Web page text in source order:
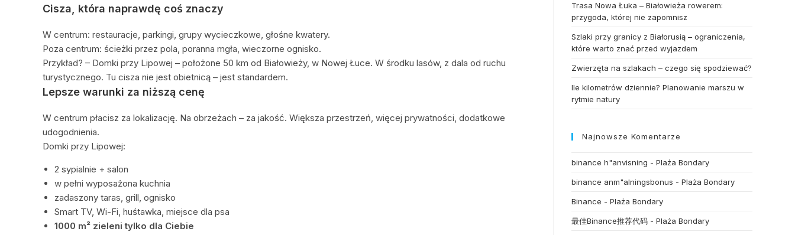
Cisza, która naprawdę coś znaczy
W centrum: restauracje, parkingi, grupy wycieczkowe, głośne kwatery.
Poza centrum: ścieżki przez pola, poranna mgła, wieczorne ognisko.
Przykład? – Domki przy Lipowej – położone 50 km od Białowieży, w Nowej Łuce. W środku lasów, z dala od ruchu
turystycznego. Tu cisza nie jest obietnicą – jest standardem.
Lepsze warunki za niższą cenę
W centrum płacisz za lokalizację. Na obrzeżach – za jakość. Większa przestrzeń, więcej prywatności, dodatkowe
udogodnienia.
Domki przy Lipowej:
2 sypialnie + salon
w pełni wyposażona kuchnia
zadaszony taras, grill, ognisko
Smart TV, Wi-Fi, huśtawka, miejsce dla psa
1000 m² zieleni tylko dla Ciebie
Trasa Nowa Łuka – Białowieża rowerem:
przygoda, której nie zapomnisz
Szlaki przy granicy z Białorusią – ograniczenia,
które warto znać przed wyjazdem
Zwierzęta na szlakach – czego się spodziewać?
Ile kilometrów dziennie? Planowanie marszu w
rytmie natury
Najnowsze Komentarze
binance h"anvisning - Plaża Bondary
binance anm"alningsbonus - Plaża Bondary
Binance - Plaża Bondary
最佳Binance推荐代码 - Plaża Bondary